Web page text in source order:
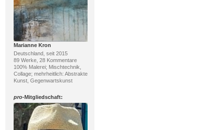
Marianne Kron
Deutschland, seit 2015
89 Werke, 28 Kommentare
100% Malerei; Mischtechnik,
Collage; mehrheitlich: Abstrakte
Kunst, Gegenwartskunst
pro-Mitgliedschaft: